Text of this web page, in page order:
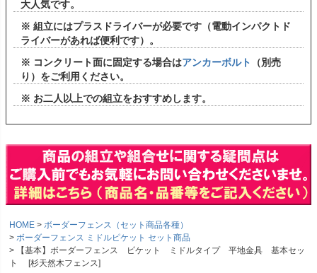
大人気です。
※ 組立にはプラスドライバーが必要です（電動インパクトド
ライバーがあれば便利です）。
※ コンクリート面に固定する場合はアンカーボルト
（別売
り）をご利用ください。
※ お二人以上での組立をおすすめします。
HOME
ボーダーフェンス（セット商品各種）
ボーダーフェンス ミドルピケット セット商品
【基本】ボーダーフェンス ピケット ミドルタイプ 平地金具 基本セッ
ト [杉天然木フェンス]